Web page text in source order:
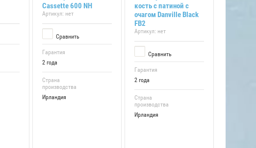
Cassette 600 NH
Артикул: нет
Сравнить
Гарантия
2 года
Страна
производства
Ирландия
кость с патиной с
очагом Danville Black
FB2
Артикул: нет
Сравнить
Гарантия
2 года
Страна
производства
Ирландия